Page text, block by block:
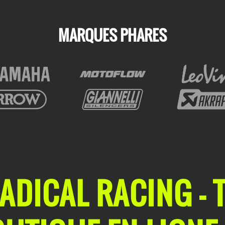
MARQUES PHARES
RACING -